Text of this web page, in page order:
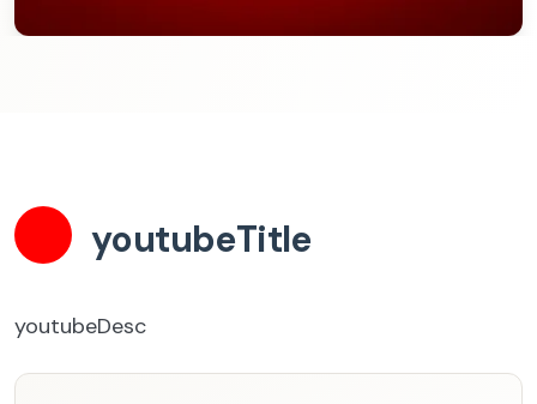
youtubeTitle
youtubeDesc